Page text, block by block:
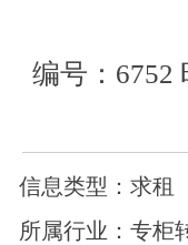
编号：6752
信息类型：求租
所属行业：专柜